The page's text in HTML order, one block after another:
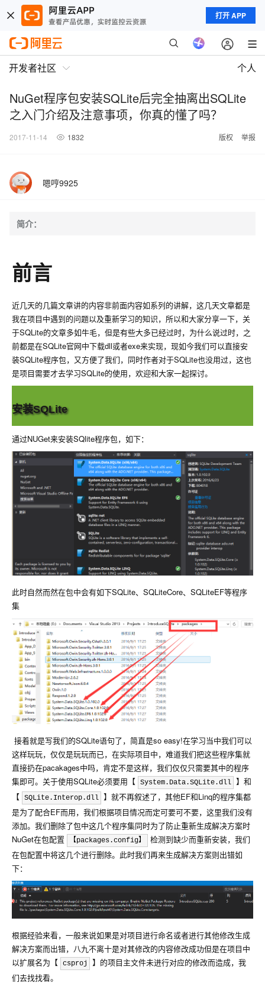
打开 APP
开发者社区 个人
NuGet程序包安装SQLite后完全抽离出SQLite
之入门介绍及注意事项，你真的懂了吗？
2017-11-14 1832 版权 举报
嗯哼9925
简介：
前言
近几天的几篇文章讲的内容非前面内容如系列的讲解，这几天文章都是
我在项目中遇到的问题以及重新学习的知识，所以和大家分享一下，关
于SQLite的文章多如牛毛，但是有些大多已经过时，为什么说过时，之
前都是在SQLite官网中下载dll或者exe来实现，现如今我们可以直接安
装SQLite程序包，又方便了我们，同时作者对于SQLite也没用过，这也
是项目需要才去学习SQLite的使用，欢迎和大家一起探讨。
安装SQLite
通过NUGet来安装SQlite程序包，如下：
此时自然而然在包中会有如下SQLite、SQLiteCore、SQLiteEF等程序
集
接着就是写我们的SQLite语句了，简直是so easy!在学习当中我们可以
这样玩玩，仅仅是玩玩而已，在实际项目中，难道我们把这些程序集就
直接扔在pacakages中吗，肯定不是这样，我们仅仅只需要其中的程序
集即可。关于使用SQLite必须要用【 System.Data.SQLite.dll 】和
【 SQLite.Interop.dll 】就不再叙述了，其他EF和Linq的程序集都
是为了配合EF而用，我们根据项目情况而定可要可不要，这里我们没有
添加。我们删除了包中这几个程序集同时为了防止重新生成解决方案时
NuGet在包配置
【packages.config】
检测到缺少而重新安装，我们
在包配置中将这几个进行删除。此时我们再来生成解决方案则出错如
下：
根据经验来看，一般来说如果是对项目进行命名或者进行其他修改生成
解决方案而出错，八九不离十是对其修改的内容修改成功但是在项目中
以扩展名为【 csproj
】的项目主文件未进行对应的修改而造成，我
们去找找看。